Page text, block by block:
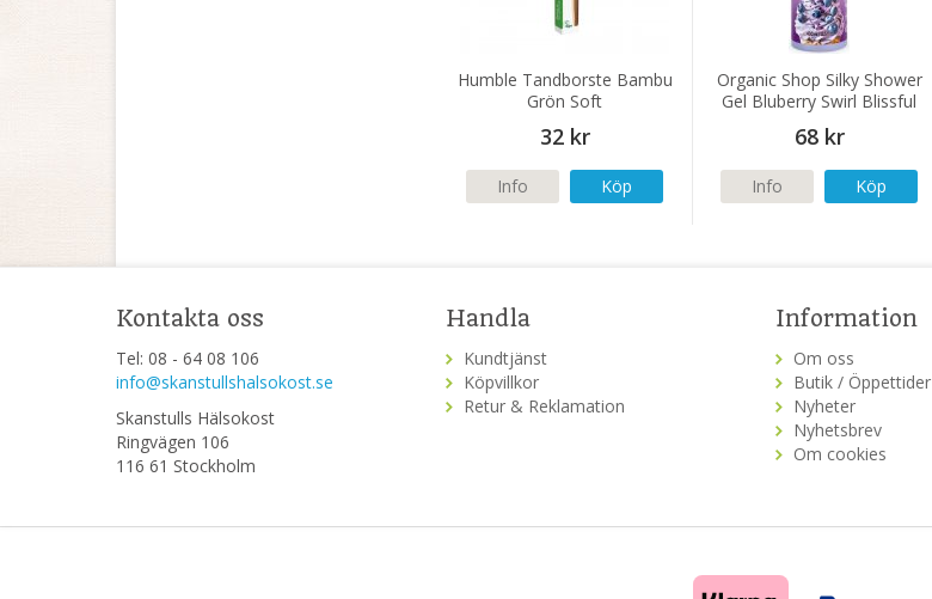
Humble Tandborste Bambu
Grön Soft
32 kr
Info Köp
Organic Shop Silky Shower
Gel Bluberry Swirl Blissful
Treat 400ml
68 kr
Info Köp
Kontakta oss
Tel: 08 - 64 08 106
info@skanstullshalsokost.se
Skanstulls Hälsokost
Ringvägen 106
116 61 Stockholm
Handla
Kundtjänst
Köpvillkor
Retur & Reklamation
Information
Om oss
Butik / Öppettider
Nyheter
Nyhetsbrev
Om cookies